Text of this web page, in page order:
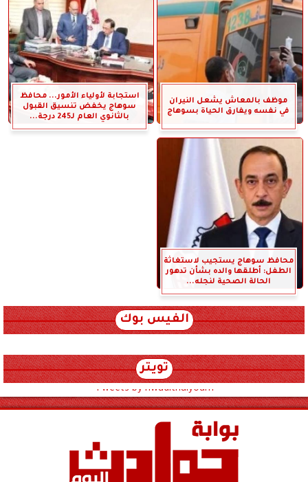
موظف بالمعاش يشعل النيران
في نفسه ويفارق الحياة بسوهاج
استجابة لأولياء الأمور... محافظ
سوهاج يخفض تنسيق القبول
بالثانوي العام لـ245 درجة...
محافظ سوهاج يستجيب لاستغاثة
الطفل: أطلقها والده بشأن تدهور
الحالة الصحية لنجله...
الفيس بوك
تويتر
Tweets by hwadithalyoum